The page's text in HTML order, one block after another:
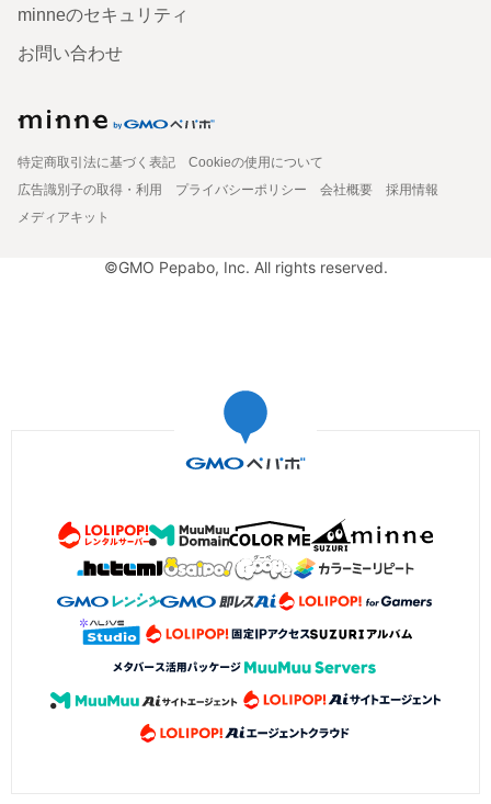
minneのセキュリティ
お問い合わせ
特定商取引法に基づく表記
Cookieの使用について
広告識別子の取得・利用
プライバシーポリシー 会社概要
採用情報
メディアキット
©GMO Pepabo, Inc. All rights reserved.